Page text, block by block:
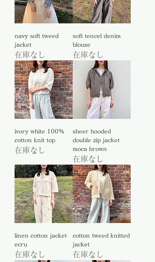
navy soft tweed
jacket
在庫なし
soft tencel denim
blouse
在庫なし
ivory white 100%
cotton knit top
在庫なし
sheer hooded
double zip jacket
moca brown
在庫なし
linen cotton jacket
ecru
在庫なし
cotton tweed knitted
jacket
在庫なし